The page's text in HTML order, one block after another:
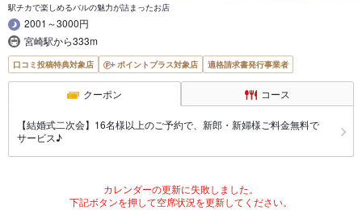
駅チカで楽しめるバルの魅力が詰まったお店
2001～3000円
宮崎駅から333m
口コミ投稿特典対象店 ポイントプラス対象店 適格請求書発行事業者
クーポン コース
【結婚式二次会】16名様以上のご予約で、新郎・新婦様ご料金無料で
サービス♪
カレンダーの更新に失敗しました。
下記ボタンを押して空席状況を更新してください。